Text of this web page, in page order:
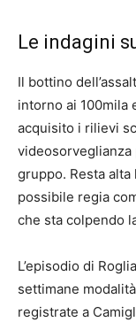
Le indagini
Il bottino
intorno ai 100mila
acquisito i rilievi
gruppo. Resta
possibile regia
che sta colpendo
L’episodio di
settimane
registrate a